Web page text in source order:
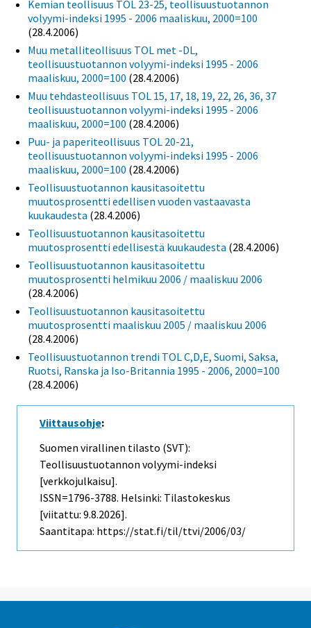
Kemian teollisuus TOL 23-25, teollisuustuotannon
volyymi-indeksi 1995 - 2006 maaliskuu, 2000=100
(28.4.2006)
Muu metalliteollisuus TOL met -DL,
teollisuustuotannon volyymi-indeksi 1995 - 2006
maaliskuu, 2000=100 (28.4.2006)
Muu tehdasteollisuus TOL 15, 17, 18, 19, 22, 26, 36, 37
teollisuustuotannon volyymi-indeksi 1995 - 2006
maaliskuu, 2000=100 (28.4.2006)
Puu- ja paperiteollisuus TOL 20-21,
teollisuustuotannon volyymi-indeksi 1995 - 2006
maaliskuu, 2000=100 (28.4.2006)
Teollisuustuotannon kausitasoitettu
muutosprosentti edellisen vuoden vastaavasta
kuukaudesta (28.4.2006)
Teollisuustuotannon kausitasoitettu
muutosprosentti edellisestä kuukaudesta (28.4.2006)
Teollisuustuotannon kausitasoitettu
muutosprosentti helmikuu 2006 / maaliskuu 2006
(28.4.2006)
Teollisuustuotannon kausitasoitettu
muutosprosentti maaliskuu 2005 / maaliskuu 2006
(28.4.2006)
Teollisuustuotannon trendi TOL C,D,E, Suomi, Saksa,
Ruotsi, Ranska ja Iso-Britannia 1995 - 2006, 2000=100
(28.4.2006)
Viittausohje:
Suomen virallinen tilasto (SVT):
Teollisuustuotannon volyymi-indeksi
[verkkojulkaisu].
ISSN=1796-3788. Helsinki: Tilastokeskus
[viitattu: 9.8.2026].
Saantitapa: https://stat.fi/til/ttvi/2006/03/